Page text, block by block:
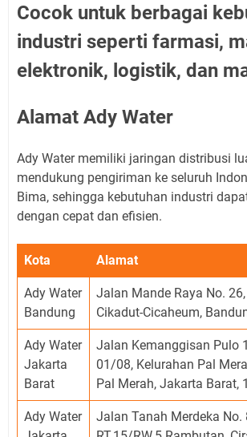
Cocok untuk berbagai
industri seperti farmasi,
elektronik, logistik, dan
Alamat Ady Water
Ady Water memiliki jaringan distribusi
mendukung pengiriman ke seluruh
Bima, sehingga kebutuhan industri
dengan cepat dan efisien.
Kota Alamat
Ady Water
Bandung
Jalan Mande Raya No.
Cikadut-Cicaheum,
Ady Water
Jakarta
Barat
Jalan Kemanggisan Pulo
01/08, Kelurahan Pal
Pal Merah, Jakarta Barat,
Ady Water
Jalan Tanah Merdeka No.